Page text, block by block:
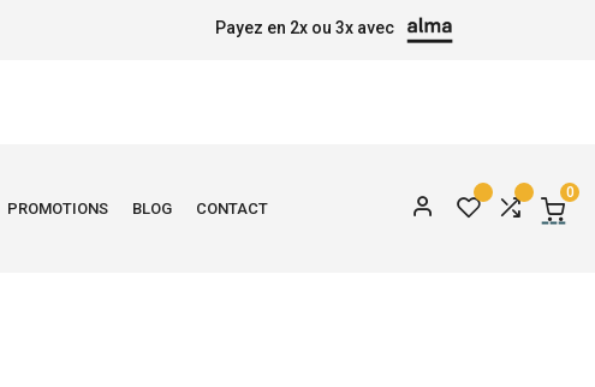
Payez en 2x ou 3x avec
PROMOTIONS BLOG CONTACT
0